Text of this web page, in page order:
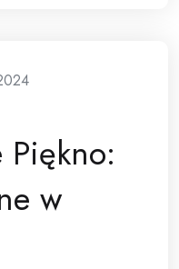
Piękno:
w